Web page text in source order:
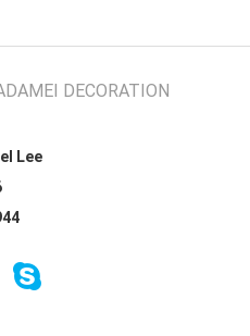
DECORATION
Lee